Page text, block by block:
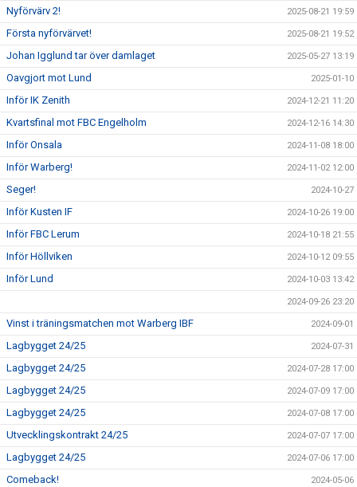
Nyförvärv 2! 2025-08-21 19:59
Första nyförvärvet! 2025-08-21 19:52
Johan Igglund tar över damlaget 2025-05-27 13:19
Oavgjort mot Lund 2025-01-10
Inför IK Zenith 2024-12-21 11:20
Kvartsfinal mot FBC Engelholm 2024-12-16 14:30
Inför Onsala 2024-11-08 18:00
Inför Warberg! 2024-11-02 12:00
Seger! 2024-10-27
Inför Kusten IF 2024-10-26 19:00
Inför FBC Lerum 2024-10-18 21:55
Inför Höllviken 2024-10-12 09:55
Inför Lund 2024-10-03 13:42
2024-09-26 23:20
Vinst i träningsmatchen mot Warberg IBF 2024-09-01
Lagbygget 24/25 2024-07-31
Lagbygget 24/25 2024-07-28 17:00
Lagbygget 24/25 2024-07-09 17:00
Lagbygget 24/25 2024-07-08 17:00
Utvecklingskontrakt 24/25 2024-07-07 17:00
Lagbygget 24/25 2024-07-06 17:00
Comeback! 2024-05-06